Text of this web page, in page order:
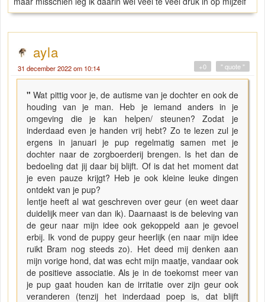
ayla
31 december 2022 om 10:14 " quote "
+0
"Wat pittig voor je, de autisme van je dochter en ook de
houding van je man. Heb je iemand anders in je
omgeving die je kan helpen/ steunen? Zodat je
inderdaad even je handen vrij hebt? Zo te lezen zul je
ergens in januari je pup regelmatig samen met je
dochter naar de zorgboerderij brengen. Is het dan de
bedoeling dat jij daar bij blijft. Of is dat het moment dat
je even pauze krijgt? Heb je ook kleine leuke dingen
ontdekt van je pup?
Ientje heeft al wat geschreven over geur (en weet daar
duidelijk meer van dan ik). Daarnaast is de beleving van
de geur naar mijn idee ook gekoppeld aan je gevoel
erbij. Ik vond de puppy geur heerlijk (en naar mijn idee
ruikt Bram nog steeds zo). Het deed mij denken aan
mijn vorige hond, dat was echt mijn maatje, vandaar ook
de positieve associatie. Als je in de toekomst meer van
je pup gaat houden kan de irritatie over zijn geur ook
veranderen (tenzij het inderdaad poep is, dat blijft